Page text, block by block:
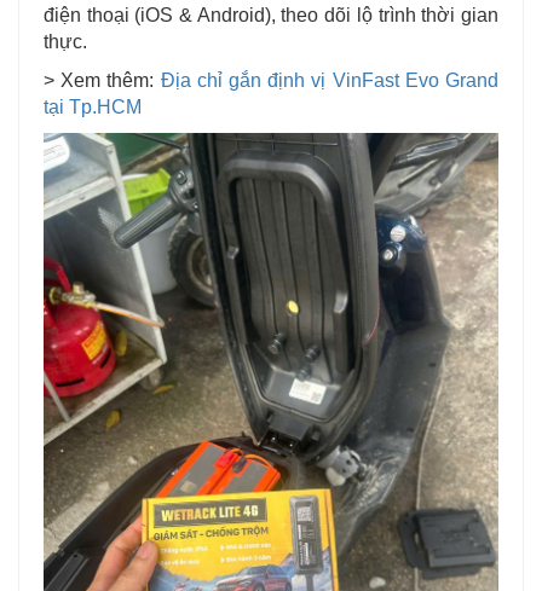
điện thoại (iOS & Android), theo dõi lộ trình thời gian
thực.
> Xem thêm: Địa chỉ gắn định vị VinFast Evo Grand
tại Tp.HCM